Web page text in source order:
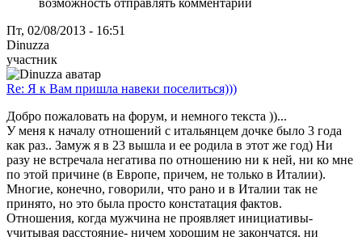
Пт, 02/08/2013 - 16:51
Dinuzza
участник
Re: Я к Вам пришла навеки поселиться)))
Добро пожаловать на форум, и немного текста ))...
У меня к началу отношений с итальянцем дочке было 3 года
как раз.. Замуж я в 23 вышла и ее родила в этот же год) Ни
разу не встречала негатива по отношению ни к ней, ни ко мне
по этой причине (в Европе, причем, не только в Италии).
Многие, конечно, говорили, что рано и в Италии так не
принято, но это была просто констатация фактов.
Отношения, когда мужчина не проявляет инициативы-
учитывая расстояние- ничем хорошим не закончатся, ни